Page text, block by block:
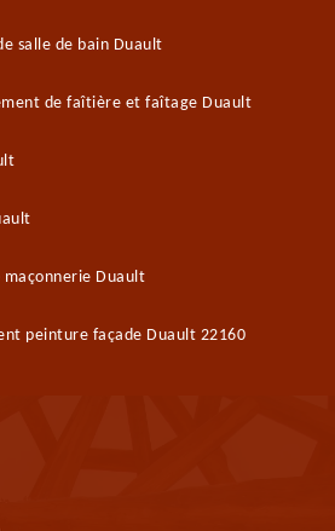
salle de bain Duault
de faîtière et faîtage Duault
Duault
peinture façade Duault 22160